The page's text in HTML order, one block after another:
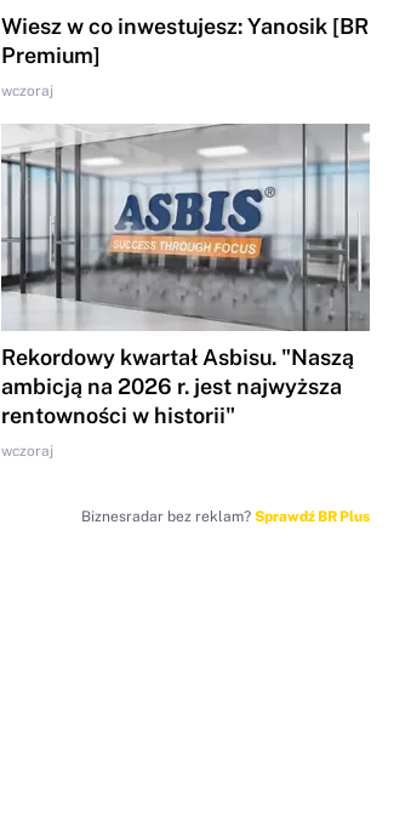
Wiesz w co inwestujesz: Yanosik [BR
Premium]
wczoraj
Rekordowy kwartał Asbisu. "Naszą
ambicją na 2026 r. jest najwyższa
rentowności w historii"
wczoraj
Biznesradar bez reklam? Sprawdź BR Plus